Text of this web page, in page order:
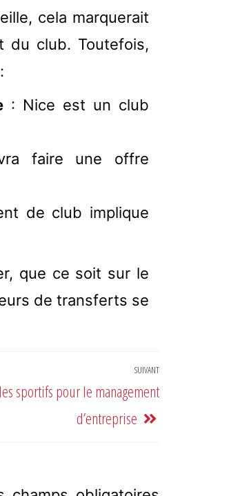
cela marquerait
du club. Toutefois,
: Nice est un club
faire une offre
de club implique
que ce soit sur le
de transferts se
SUIVANT
sportifs pour le management
d’entreprise